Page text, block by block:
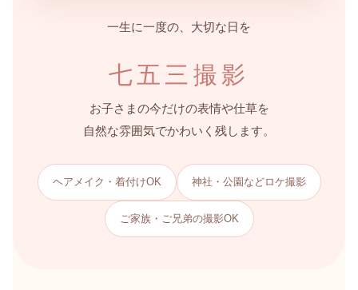
一生に一度の、大切な日を
七五三撮影
お子さまの今だけの表情や仕草を
自然な雰囲気でかわいく残します。
ヘアメイク・着付けOK 神社・公園などロケ撮影
ご家族・ご兄弟の撮影OK